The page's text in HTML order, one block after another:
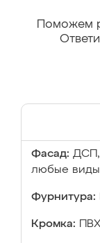
Поможем
Фасад: ДСП,
любые виды
Фурнитура:
Кромка: